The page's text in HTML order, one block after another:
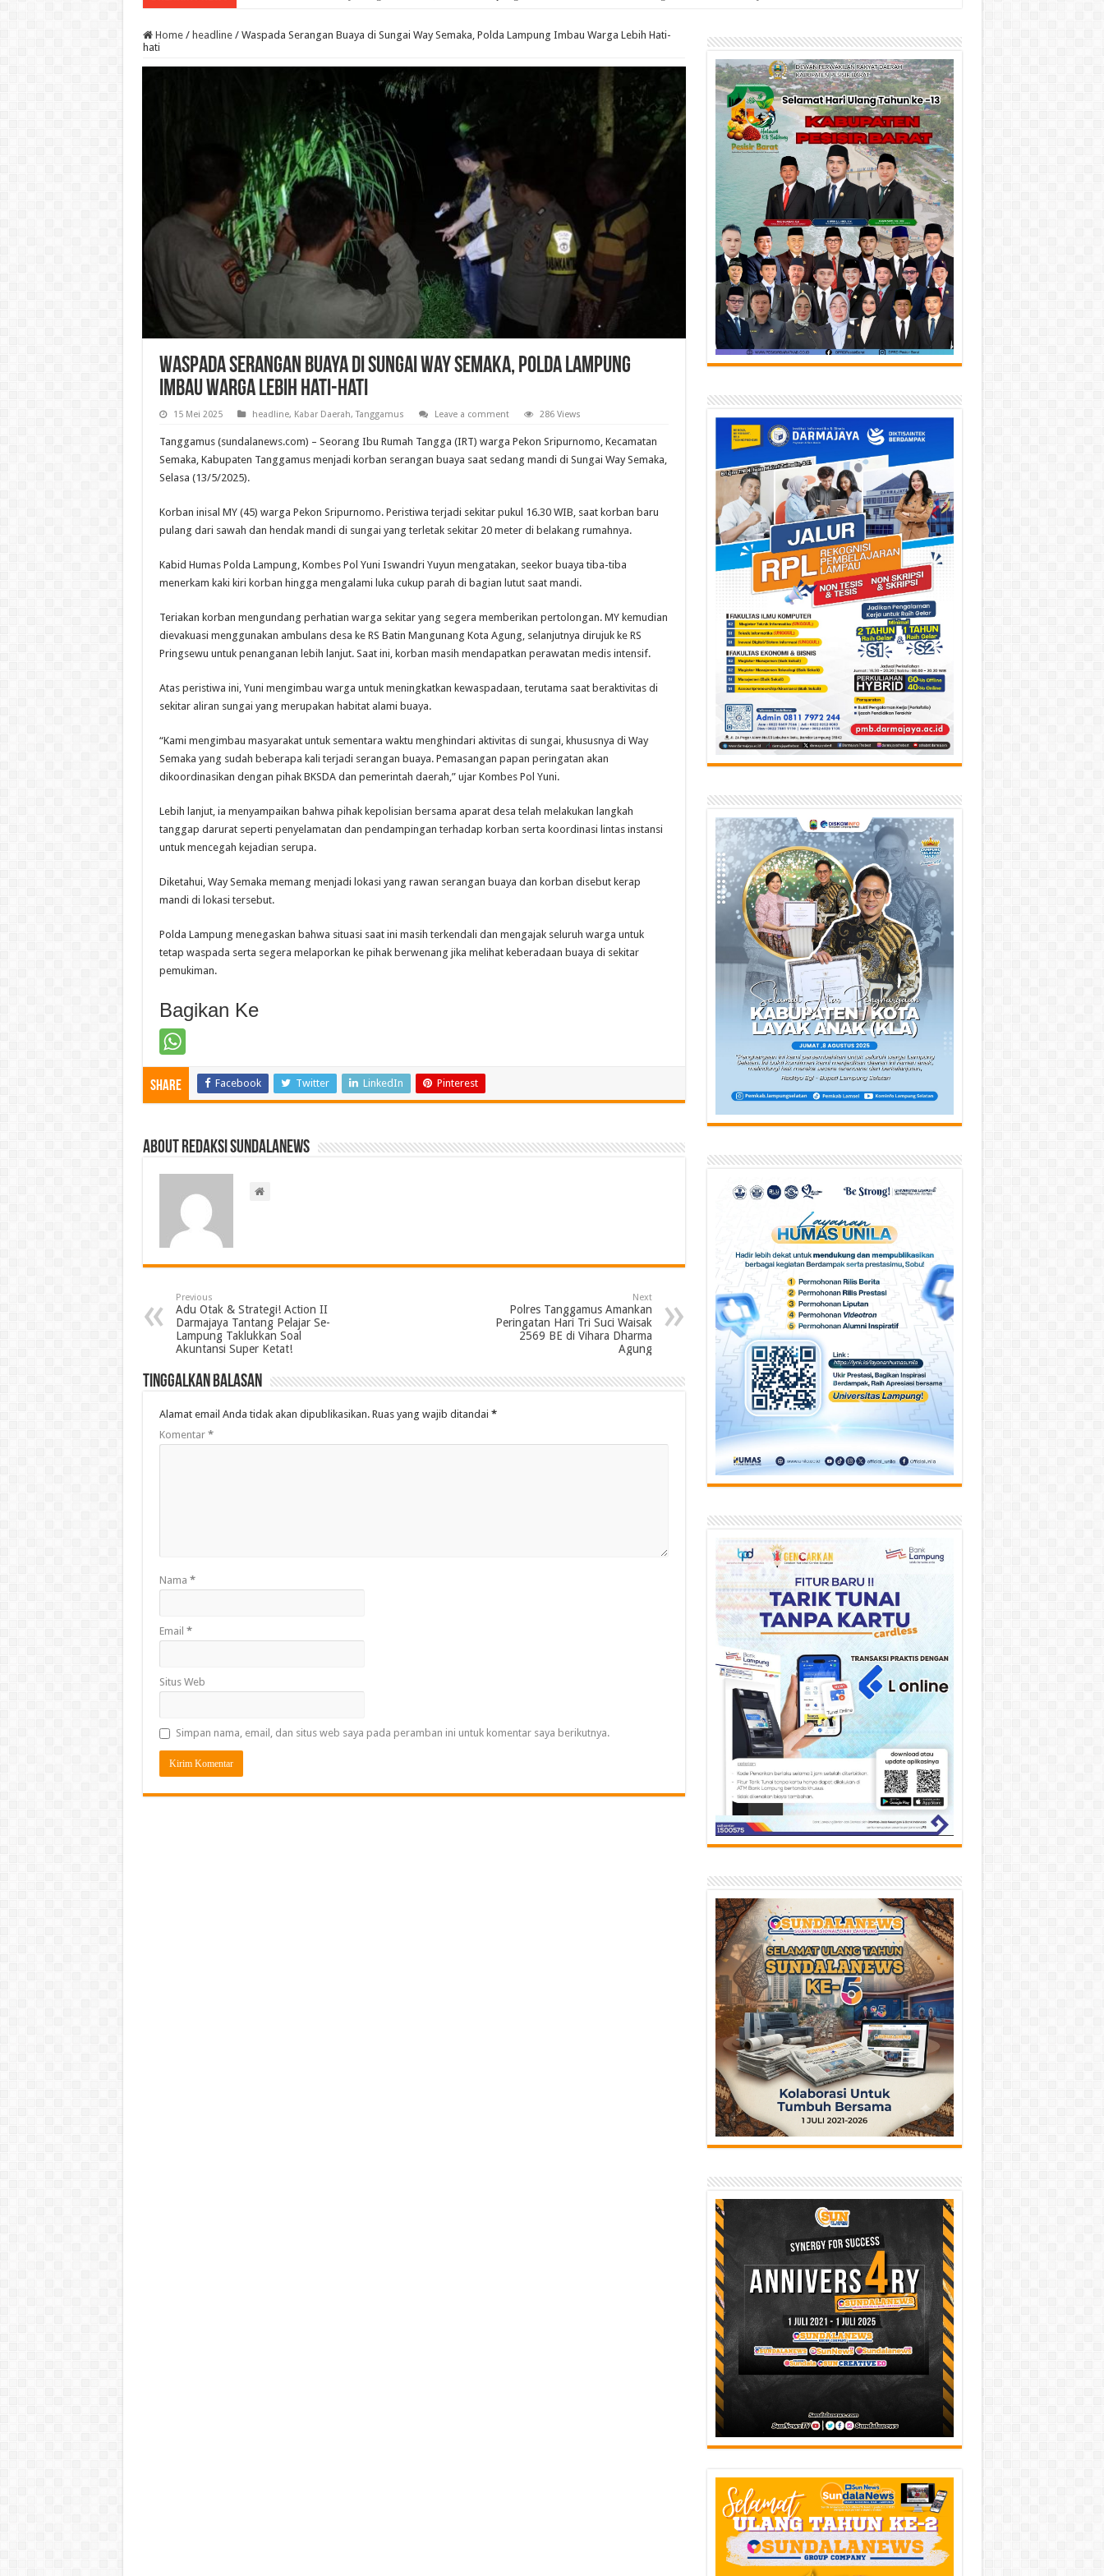
Home / headline / Waspada Serangan Buaya di Sungai Way Semaka, Polda Lampung Imbau Warga Lebih Hati-
hati
Waspada Serangan Buaya di Sungai Way Semaka, Polda Lampung
Imbau Warga Lebih Hati-hati
15 Mei 2025 headline, Kabar Daerah,Tanggamus Leave a comment 286 Views
Tanggamus (sundalanews.com) – Seorang Ibu Rumah Tangga (IRT) warga Pekon Sripurnomo, Kecamatan
Semaka, Kabupaten Tanggamus menjadi korban serangan buaya saat sedang mandi di Sungai Way Semaka,
Selasa (13/5/2025).
Korban inisal MY (45) warga Pekon Sripurnomo. Peristiwa terjadi sekitar pukul 16.30 WIB, saat korban baru
pulang dari sawah dan hendak mandi di sungai yang terletak sekitar 20 meter di belakang rumahnya.
Kabid Humas Polda Lampung, Kombes Pol Yuni Iswandri Yuyun mengatakan, seekor buaya tiba-tiba
menerkam kaki kiri korban hingga mengalami luka cukup parah di bagian lutut saat mandi.
Teriakan korban mengundang perhatian warga sekitar yang segera memberikan pertolongan. MY kemudian
dievakuasi menggunakan ambulans desa ke RS Batin Mangunang Kota Agung, selanjutnya dirujuk ke RS
Pringsewu untuk penanganan lebih lanjut. Saat ini, korban masih mendapatkan perawatan medis intensif.
Atas peristiwa ini, Yuni mengimbau warga untuk meningkatkan kewaspadaan, terutama saat beraktivitas di
sekitar aliran sungai yang merupakan habitat alami buaya.
“Kami mengimbau masyarakat untuk sementara waktu menghindari aktivitas di sungai, khususnya di Way
Semaka yang sudah beberapa kali terjadi serangan buaya. Pemasangan papan peringatan akan
dikoordinasikan dengan pihak BKSDA dan pemerintah daerah,” ujar Kombes Pol Yuni.
Lebih lanjut, ia menyampaikan bahwa pihak kepolisian bersama aparat desa telah melakukan langkah
tanggap darurat seperti penyelamatan dan pendampingan terhadap korban serta koordinasi lintas instansi
untuk mencegah kejadian serupa.
Diketahui, Way Semaka memang menjadi lokasi yang rawan serangan buaya dan korban disebut kerap
mandi di lokasi tersebut.
Polda Lampung menegaskan bahwa situasi saat ini masih terkendali dan mengajak seluruh warga untuk
tetap waspada serta segera melaporkan ke pihak berwenang jika melihat keberadaan buaya di sekitar
pemukiman.
Bagikan Ke
Share Facebook Twitter LinkedIn Pinterest
About Redaksi Sundalanews
Previous
Adu Otak & Strategi! Action II
Darmajaya Tantang Pelajar Se-
Lampung Taklukkan Soal
Akuntansi Super Ketat!
Next
Polres Tanggamus Amankan
Peringatan Hari Tri Suci Waisak
2569 BE di Vihara Dharma
Agung
Tinggalkan Balasan
Alamat email Anda tidak akan dipublikasikan. Ruas yang wajib ditandai *
Komentar *
Nama *
Email *
Situs Web
Simpan nama, email, dan situs web saya pada peramban ini untuk komentar saya berikutnya.